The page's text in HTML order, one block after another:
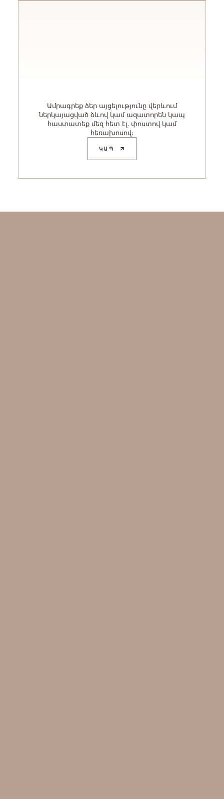
Ամրագրեք ձեր այցելությունը վերևում
ներկայացված ձևով կամ ազատորեն կապ
հաստատեք մեզ հետ էլ. փոստով կամ
հեռախոսով։
ԿԱՊ